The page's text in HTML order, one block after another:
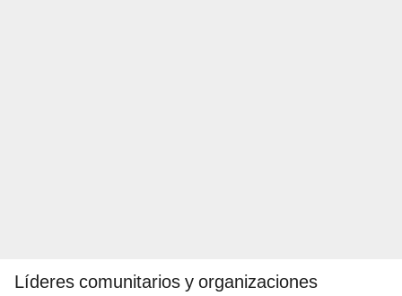
Líderes comunitarios y organizaciones